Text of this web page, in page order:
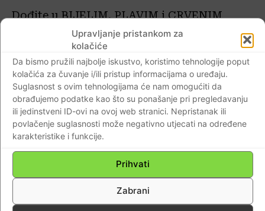
Upravljanje pristankom za
kolačiće
Da bismo pružili najbolje iskustvo, koristimo tehnologije poput
kolačića za čuvanje i/ili pristup informacijama o uređaju.
Suglasnost s ovim tehnologijama će nam omogućiti da
obrađujemo podatke kao što su ponašanje pri pregledavanju
ili jedinstveni ID-ovi na ovoj web stranici. Nepristanak ili
povlačenje suglasnosti može negativno utjecati na određene
karakteristike i funkcije.
Prihvati
Zabrani
Dođite u BIJELIM, PLAVIM i CRVENIM
majicama ili u DRESOVIMA hrvatske
nogometne reprezentacije i sa navijačkim
ili hrvatskim zastavicama.
G.S.
Najnovije